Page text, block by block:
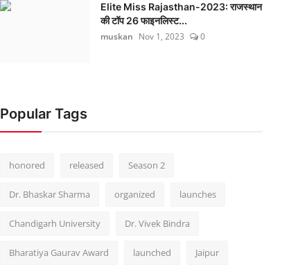
Elite Miss Rajasthan-2023: राजस्थान
की टॉप 26 फाइनलिस्ट...
muskan Nov 1, 2023 0
Popular Tags
honored released Season 2
Dr. Bhaskar Sharma organized launches
Chandigarh University Dr. Vivek Bindra
Bharatiya Gaurav Award launched Jaipur